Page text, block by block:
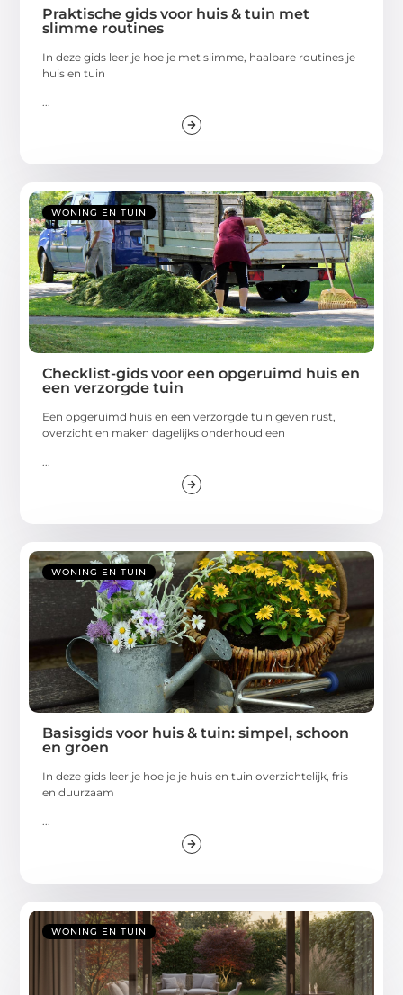
Praktische gids voor huis & tuin met
slimme routines
In deze gids leer je hoe je met slimme, haalbare routines je
huis en tuin
...
WONING EN TUIN
Checklist-gids voor een opgeruimd huis en
een verzorgde tuin
Een opgeruimd huis en een verzorgde tuin geven rust,
overzicht en maken dagelijks onderhoud een
...
WONING EN TUIN
Basisgids voor huis & tuin: simpel, schoon
en groen
In deze gids leer je hoe je je huis en tuin overzichtelijk, fris
en duurzaam
...
WONING EN TUIN